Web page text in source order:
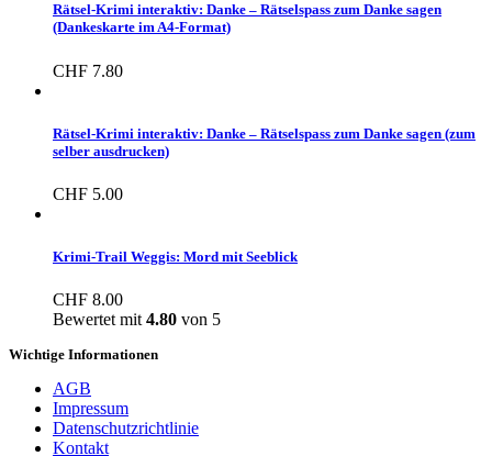
Rätsel-Krimi interaktiv: Danke – Rätselspass zum Danke sagen
(Dankeskarte im A4-Format)
CHF 7.80
Rätsel-Krimi interaktiv: Danke – Rätselspass zum Danke sagen (zum
selber ausdrucken)
CHF 5.00
Krimi-Trail Weggis: Mord mit Seeblick
CHF 8.00
Bewertet mit 4.80 von 5
Wichtige Informationen
AGB
Impressum
Datenschutzrichtlinie
Kontakt